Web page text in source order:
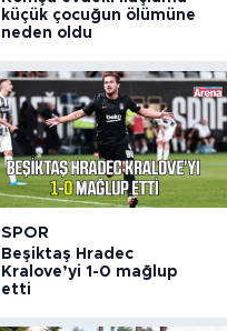
küçük çocuğun ölümüne
neden oldu
SPOR
Beşiktaş Hradec
Kralove’yi 1-0 mağlup
etti